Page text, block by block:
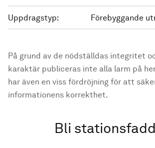
Uppdragstyp: Förebyggande
På grund av de nödställdas integritet
karaktär publiceras inte alla larm på
har även en viss fördröjning för att
informationens korrekthet.
Bli